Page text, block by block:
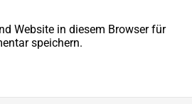
Website in diesem Browser für
speichern.